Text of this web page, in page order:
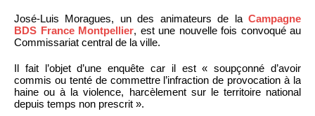
José-Luis Moragues, un des animateurs de la Campagne
BDS France Montpellier, est une nouvelle fois convoqué au
Commissariat central de la ville.
Il fait l’objet d’une enquête car il est « soupçonné d’avoir
commis ou tenté de commettre l’infraction de provocation à la
haine ou à la violence, harcèlement sur le territoire national
depuis temps non prescrit ».